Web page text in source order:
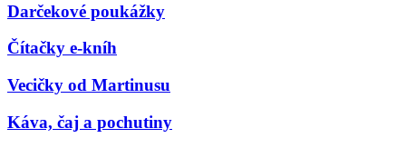
Darčekové poukážky
Čítačky e-kníh
Vecičky od Martinusu
Káva, čaj a pochutiny